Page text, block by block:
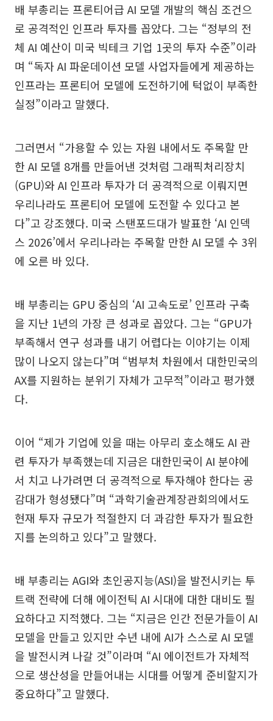
배 부총리는 프론티어급 AI 모델 개발의 핵심 조건으
로 공격적인 인프라 투자를 꼽았다. 그는 “정부의 전
체 AI 예산이 미국 빅테크 기업 1곳의 투자 수준”이라
며 “독자 AI 파운데이션 모델 사업자들에게 제공하는
인프라는 프론티어 모델에 도전하기에 턱없이 부족한
실정”이라고 말했다.
그러면서 “가용할 수 있는 자원 내에서도 주목할 만
한 AI 모델 8개를 만들어낸 것처럼 그래픽처리장치
(GPU)와 AI 인프라 투자가 더 공격적으로 이뤄지면
우리나라도 프론티어 모델에 도전할 수 있다고 본
다”고 강조했다. 미국 스탠포드대가 발표한 ‘AI 인덱
스 2026’에서 우리나라는 주목할 만한 AI 모델 수 3위
에 오른 바 있다.
배 부총리는 GPU 중심의 ‘AI 고속도로’ 인프라 구축
을 지난 1년의 가장 큰 성과로 꼽았다. 그는 “GPU가
부족해서 연구 성과를 내기 어렵다는 이야기는 이제
많이 나오지 않는다”며 “범부처 차원에서 대한민국의
AX를 지원하는 분위기 자체가 고무적”이라고 평가했
다.
이어 “제가 기업에 있을 때는 아무리 호소해도 AI 관
련 투자가 부족했는데 지금은 대한민국이 AI 분야에
서 치고 나가려면 더 공격적으로 투자해야 한다는 공
감대가 형성됐다”며 “과학기술관계장관회의에서도
현재 투자 규모가 적절한지 더 과감한 투자가 필요한
지를 논의하고 있다”고 말했다.
배 부총리는 AGI와 초인공지능(ASI)을 발전시키는 투
트랙 전략에 더해 에이전틱 AI 시대에 대한 대비도 필
요하다고 지적했다. 그는 “지금은 인간 전문가들이 AI
모델을 만들고 있지만 수년 내에 AI가 스스로 AI 모델
을 발전시켜 나갈 것”이라며 “AI 에이전트가 자체적
으로 생산성을 만들어내는 시대를 어떻게 준비할지가
중요하다”고 말했다.